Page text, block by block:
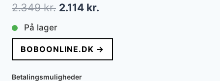
2.349kr. Den
pris
var:
2.349 kr..
2.114 kr.
pris
er:
På lager
BOBOONLINE.DK →
Betalingsmuligheder